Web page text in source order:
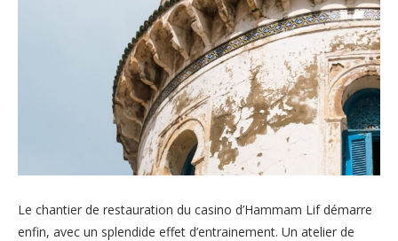
Le chantier de restauration du casino d’Hammam Lif démarre
enfin, avec un splendide effet d’entrainement. Un atelier de